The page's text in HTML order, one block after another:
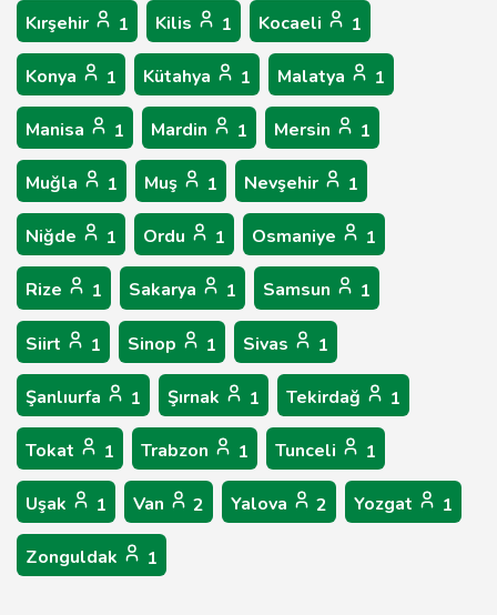
Kırşehir 1 Kilis 1 Kocaeli 1
Konya 1 Kütahya 1 Malatya 1
Manisa 1 Mardin 1 Mersin 1
Muğla 1 Muş 1 Nevşehir 1
Niğde 1 Ordu 1 Osmaniye 1
Rize 1 Sakarya 1 Samsun 1
Siirt 1 Sinop 1 Sivas 1
Şanlıurfa 1 Şırnak 1 Tekirdağ 1
Tokat 1 Trabzon 1 Tunceli 1
Uşak 1 Van 2 Yalova 2 Yozgat 1
Zonguldak 1